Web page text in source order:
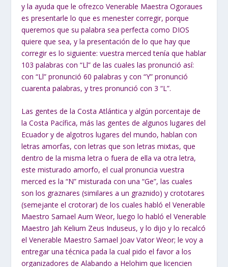
y la ayuda que le ofrezco Venerable Maestra Ogoraues
es presentarle lo que es menester corregir, porque
queremos que su palabra sea perfecta como DIOS
quiere que sea, y la presentación de lo que hay que
corregir es lo siguiente: vuestra merced tenía que hablar
103 palabras con “Ll” de las cuales las pronunció así:
con “Ll” pronunció 60 palabras y con “Y” pronunció
cuarenta palabras, y tres pronunció con 3 “L”.
Las gentes de la Costa Atlántica y algún porcentaje de
la Costa Pacífica, más las gentes de algunos lugares del
Ecuador y de algotros lugares del mundo, hablan con
letras amorfas, con letras que son letras mixtas, que
dentro de la misma letra o fuera de ella va otra letra,
este misturado amorfo, el cual pronuncia vuestra
merced es la “N” misturada con una “Ge”, las cuales
son los graznares (similares a un graznido) y crototares
(semejante el crotorar) de los cuales habló el Venerable
Maestro Samael Aum Weor, luego lo habló el Venerable
Maestro Jah Kelium Zeus Induseus, y lo dijo y lo recalcó
el Venerable Maestro Samael Joav Vator Weor; le voy a
entregar una técnica pada la cual pido el favor a los
organizadores de Alabando a Helohim que licencien